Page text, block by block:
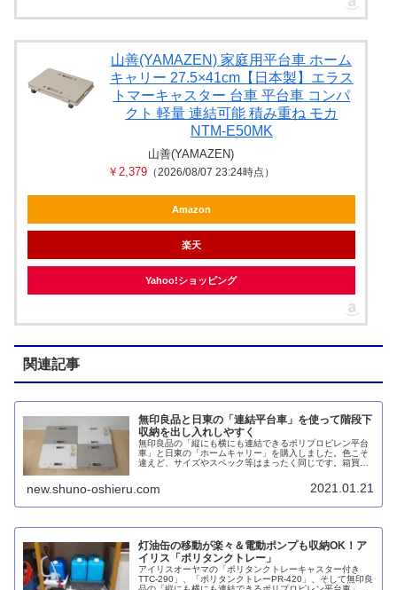
山善(YAMAZEN) 家庭用平台車 ホーム
キャリー 27.5×41cm【日本製】エラス
トマーキャスター 台車 平台車 コンパ
クト 軽量 連結可能 積み重ね モカ
NTM-E50MK
山善(YAMAZEN)
￥2,379 （2026/08/07 23:24時点）
Amazon
楽天
Yahoo!ショッピング
関連記事
無印良品と日東の「連結平台車」を使って階段下
収納を出し入れしやすく
無印良品の「縦にも横にも連結できるポリプロピレン平台
車」と日東の「ホームキャリー」を購入しました。色こそ
違えど、サイズやスペック等はまったく同じです。箱買い
モノの出し入れが楽になりました。掃除の際の移動も簡単
でストレスがひとつ解消されました。
new.shuno-oshieru.com 2021.01.21
灯油缶の移動が楽々＆電動ポンプも収納OK！ア
イリス「ポリタンクトレー」
アイリスオーヤマの「ポリタンクトレーキャスター付き
TTC-290」、「ポリタンクトレーPR-420」、そして無印良